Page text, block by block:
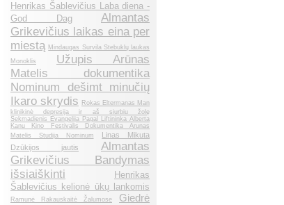
Henrikas Šablevičius Laba diena -
God Dag
Almantas
Grikevičius laikas eina per
miestą Mindaugas Survila Stebuklų laukas
Monoklis
Užupis Arūnas
Matelis dokumentika
Nominum dešimt minučių
Ikaro skrydis
Rokas Eltermanas Man
klinikinė depresija ir aš siurbiu žolę
Sekmadienis Evangelija Pagal Liftininka Alberta
Kanu Kino Festivalis Dokumentika Arunas
Matelis Studija Nominum
Linas Mikuta
Dzūkijos jautis
Almantas
Grikevičius Bandymas
išsiaiškinti
Henrikas
Šablevičius kelionė ūkų lankomis
Ramunė Rakauskaitė Žalumose
Giedrė